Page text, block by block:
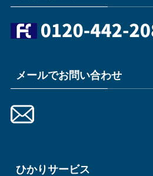
メールでお問い合わせ
ひかりサービス